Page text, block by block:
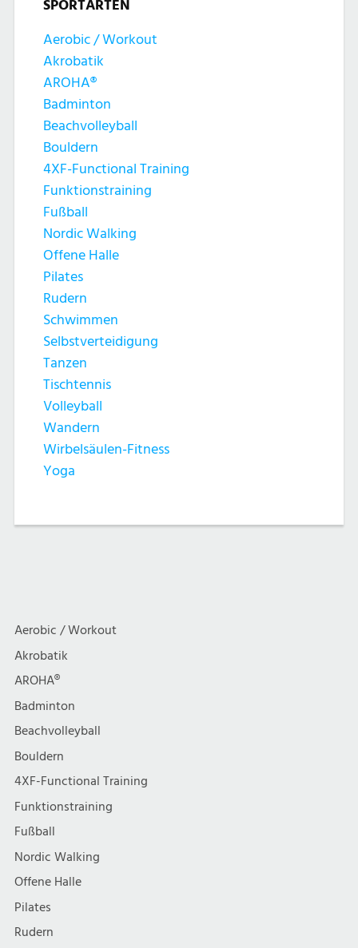
SPORTARTEN
Aerobic / Workout
Akrobatik
AROHA®
Badminton
Beachvolleyball
Bouldern
4XF-Functional Training
Funktionstraining
Fußball
Nordic Walking
Offene Halle
Pilates
Rudern
Schwimmen
Selbstverteidigung
Tanzen
Tischtennis
Volleyball
Wandern
Wirbelsäulen-Fitness
Yoga
Aerobic / Workout
Akrobatik
AROHA®
Badminton
Beachvolleyball
Bouldern
4XF-Functional Training
Funktionstraining
Fußball
Nordic Walking
Offene Halle
Pilates
Rudern